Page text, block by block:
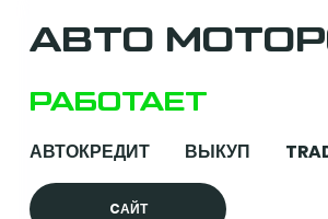
АВТО
РАБОТАЕТ
АВТОКРЕДИТ ВЫКУП
CАЙТ